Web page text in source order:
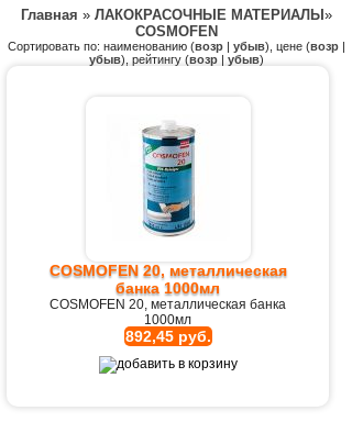
Главная » ЛАКОКРАСОЧНЫЕ МАТЕРИАЛЫ »
COSMOFEN
Сортировать по: наименованию (возр| убыв), цене (возр|
убыв), рейтингу (возр| убыв)
COSMOFEN 20, металлическая
банка 1000мл
COSMOFEN 20, металлическая банка
1000мл
892,45 руб.